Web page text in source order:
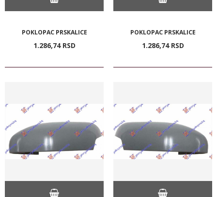
POKLOPAC PRSKALICE
1.286,74 RSD
POKLOPAC PRSKALICE
1.286,74 RSD